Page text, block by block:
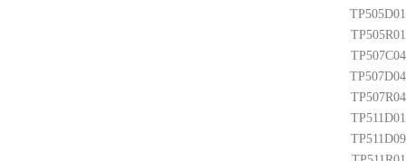
TP505D01
TP505R01
TP507C04
TP507D04
TP507R04
TP511D01
TP511D09